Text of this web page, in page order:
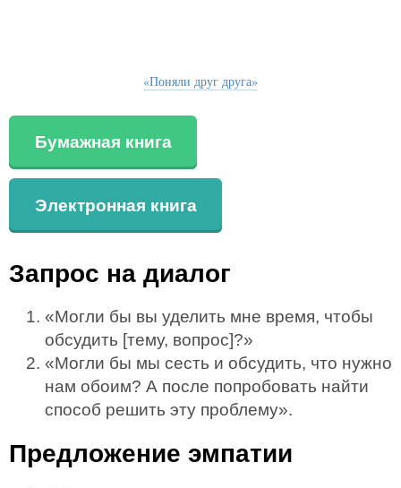
«Поняли друг друга»
Бумажная книга
Электронная книга
Запрос на диалог
«Могли бы вы уделить мне время, чтобы
обсудить [тему, вопрос]?»
«Могли бы мы сесть и обсудить, что нужно
нам обоим? А после попробовать найти
способ решить эту проблему».
Предложение эмпатии